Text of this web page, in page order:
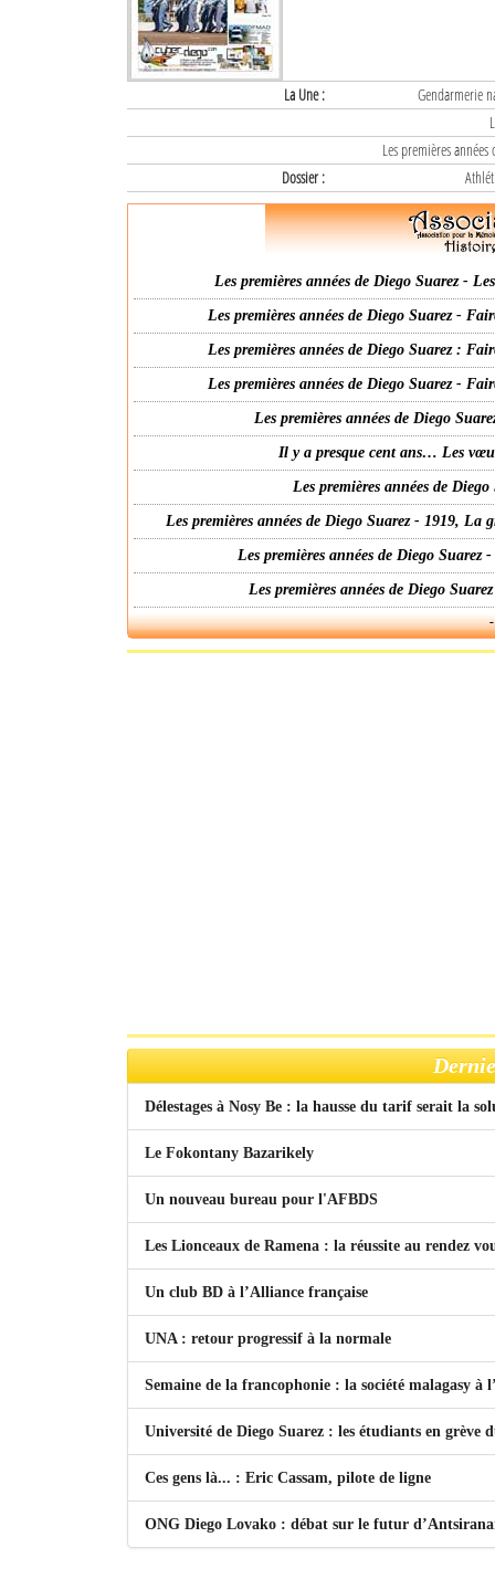
La Une :
Gendarmerie
Les premières
Dossier :
Les premières années de Diego Suarez -
Les premières années de Diego Suarez -
Les premières années de Diego Suarez :
Les premières années de Diego Suarez -
Les premières années de Diego
Il y a presque cent ans… Les
Les premières années de
Les premières années de Diego Suarez - 1919,
Les premières années de Diego
Les premières années de Diego
Délestages à Nosy Be : la hausse du tarif serait la
Le Fokontany Bazarikely
Un nouveau bureau pour l'AFBDS
Les Lionceaux de Ramena : la réussite au rendez
Un club BD à l’Alliance française
UNA : retour progressif à la normale
Semaine de la francophonie : la société malagasy à
Université de Diego Suarez : les étudiants en grève
Ces gens là... : Eric Cassam, pilote de ligne
ONG Diego Lovako : débat sur le futur